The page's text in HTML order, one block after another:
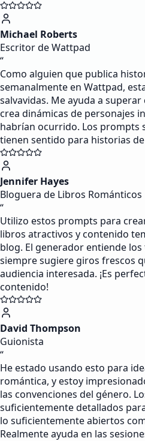
Michael Roberts
Escritor de Wattpad
“
Como alguien que publica
semanalmente en Wattpad,
salvavidas. Me ayuda a
crea dinámicas de personajes
habrían ocurrido. Los prompts
tienen sentido para historias
Jennifer Hayes
Bloguera de Libros Románticos
“
Utilizo estos prompts para
libros atractivos y contenido
blog. El generador entiende
siempre sugiere giros frescos
audiencia interesada. ¡Es
contenido!
David Thompson
Guionista
“
He estado usando esto para
romántica, y estoy
las convenciones del género.
suficientemente detallados
lo suficientemente abiertos
Realmente ayuda en las